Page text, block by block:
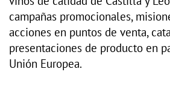
campañas promocionales,
acciones en puntos de venta,
presentaciones de producto en
Unión Europea.